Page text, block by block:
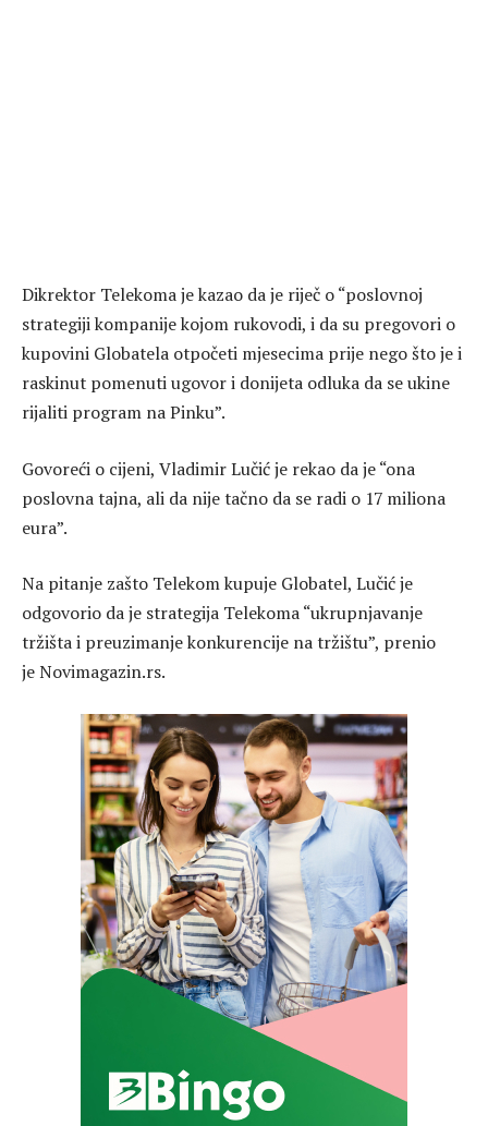
Dikrektor Telekoma je kazao da je riječ o “poslovnoj
strategiji kompanije kojom rukovodi, i da su pregovori o
kupovini Globatela otpočeti mjesecima prije nego što je i
raskinut pomenuti ugovor i donijeta odluka da se ukine
rijaliti program na Pinku”.
Govoreći o cijeni, Vladimir Lučić je rekao da je “ona
poslovna tajna, ali da nije tačno da se radi o 17 miliona
eura”.
Na pitanje zašto Telekom kupuje Globatel, Lučić je
odgovorio da je strategija Telekoma “ukrupnjavanje
tržišta i preuzimanje konkurencije na tržištu”, prenio
je Novimagazin.rs.